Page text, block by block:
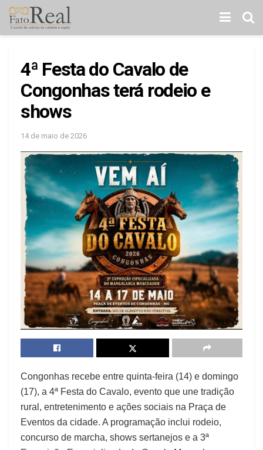
4ª Festa do Cavalo de
Congonhas terá rodeio e
shows
14 de maio de 2026
Congonhas recebe entre quinta-feira (14) e domingo
(17), a 4ª Festa do Cavalo, evento que une tradição
rural, entretenimento e ações sociais na Praça de
Eventos da cidade. A programação inclui rodeio,
concurso de marcha, shows sertanejos e a 3ª